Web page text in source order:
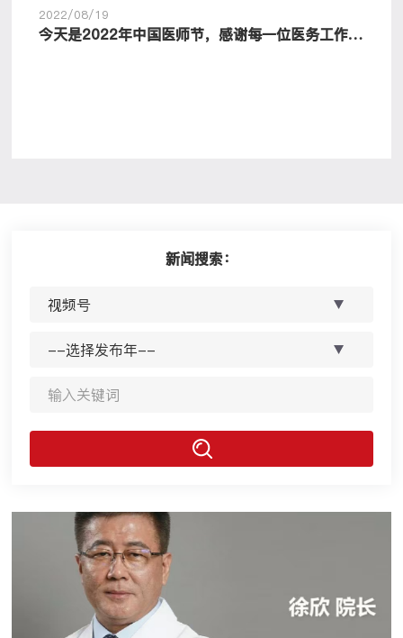
2022/08/19
今天是2022年中国医师节，感谢每一位医务工作
新闻搜索：